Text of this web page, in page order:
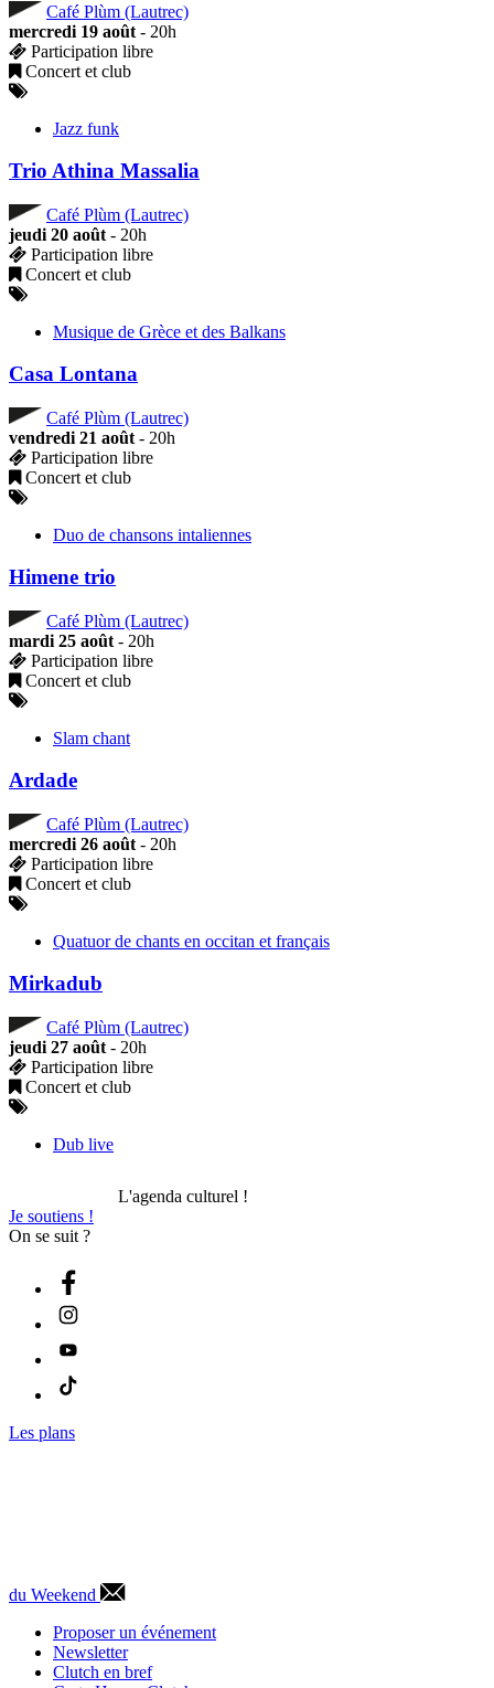
Café Plùm (Lautrec)
mercredi 19 août - 20h
Participation libre
Concert et club
Jazz funk
Trio Athina Massalia
Café Plùm (Lautrec)
jeudi 20 août - 20h
Participation libre
Concert et club
Musique de Grèce et des Balkans
Casa Lontana
Café Plùm (Lautrec)
vendredi 21 août - 20h
Participation libre
Concert et club
Duo de chansons intaliennes
Himene trio
Café Plùm (Lautrec)
mardi 25 août - 20h
Participation libre
Concert et club
Slam chant
Ardade
Café Plùm (Lautrec)
mercredi 26 août - 20h
Participation libre
Concert et club
Quatuor de chants en occitan et français
Mirkadub
Café Plùm (Lautrec)
jeudi 27 août - 20h
Participation libre
Concert et club
Dub live
L'agenda culturel !
Je soutiens !
On se suit ?
Les plans
du Weekend
Proposer un événement
Newsletter
Clutch en bref